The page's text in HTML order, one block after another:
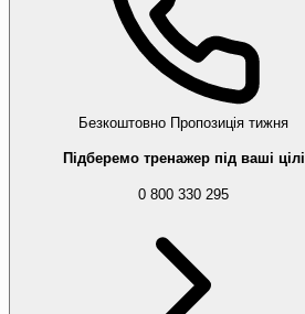
Безкоштовно Пропозиція тижня
Підберемо тренажер під ваші цілі
0 800 330 295